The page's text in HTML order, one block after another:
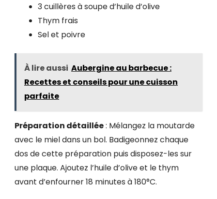
3 cuillères à soupe d’huile d’olive
Thym frais
Sel et poivre
À lire aussi Aubergine au barbecue :
Recettes et conseils pour une cuisson
parfaite
Préparation détaillée: Mélangez la moutarde
avec le miel dans un bol. Badigeonnez chaque
dos de cette préparation puis disposez-les sur
une plaque. Ajoutez l’huile d’olive et le thym
avant d’enfourner 18 minutes à 180°C.